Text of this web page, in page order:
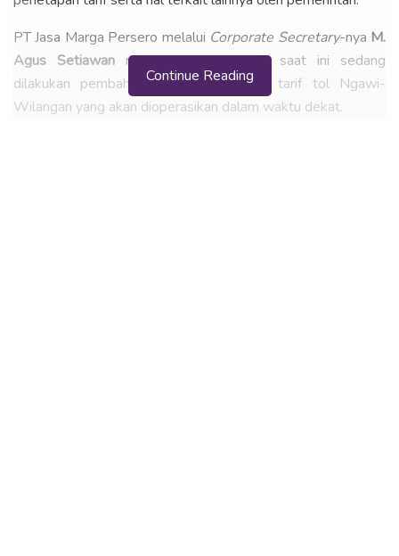
PT Jasa Marga Persero melalui Corporate Secretary-nya M.
Agus Setiawan menyampaikan bahwa saat ini sedang
dilakukan pembahasan terkait besaran tarif tol Ngawi-
Wilangan yang akan dioperasikan dalam waktu dekat.
Continue Reading